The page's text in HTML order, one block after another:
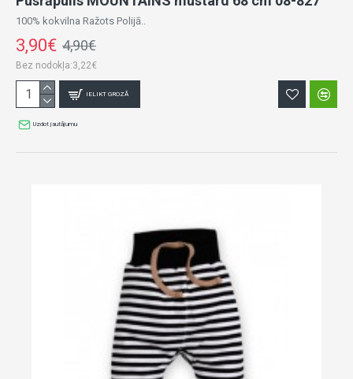
100% kokvilna Ražots Polijā..
3,90€ 4,90€
Bez nodokļa:3,22€
IELIKT GROZĀ
Uzdot jautājumu